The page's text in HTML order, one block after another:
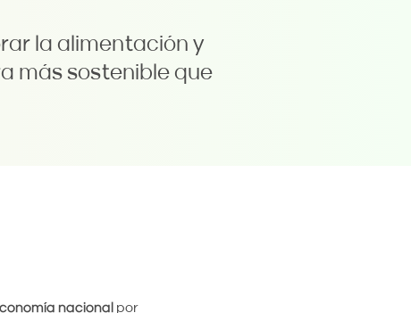
la alimentación y
más sostenible que
nacional por